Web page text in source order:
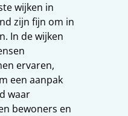
wijken in
zijn fijn om in
In de wijken
ervaren,
een aanpak
waar
bewoners en